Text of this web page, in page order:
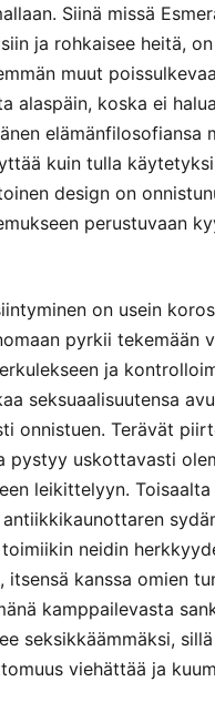
Siinä missä
ja rohkaisee heitä,
muut
alaspäin, koska ei
elämänfilosofiansa
kuin tulla
design on
perustuvaan
on usein
pyrkii tekemään
ja
seksuaalisuutensa
onnistuen. Terävät
pystyy uskottavasti
leikittelyyn. Toisaalta
neidin
itsensä kanssa omien
kamppailevasta
seksikkäämmäksi, sillä
viehättää ja